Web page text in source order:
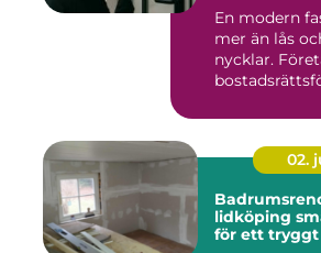
En modern
mer än lås
nycklar.
02.
lidköping smart planering
för ett